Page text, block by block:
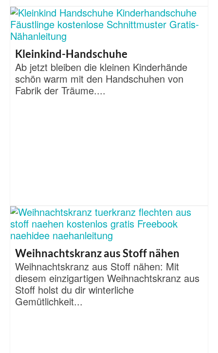
Kleinkind-Handschuhe
Ab jetzt bleiben die kleinen Kinderhände
schön warm mit den Handschuhen von
Fabrik der Träume....
Weihnachtskranz aus Stoff nähen
Weihnachtskranz aus Stoff nähen: Mit
diesem einzigartigen Weihnachtskranz aus
Stoff holst du dir winterliche
Gemütlichkeit...